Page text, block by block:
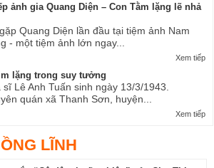
ảnh gia Quang Diện – Con Tằm lặng lẽ nhả
Quang Diện lần đầu tại tiệm ảnh Nam
- một tiệm ảnh lớn ngay...
Xem tiếp
lặng trong suy tưởng
sĩ Lê Anh Tuấn sinh ngày 13/3/1943.
quán xã Thanh Sơn, huyện...
Xem tiếp
LĨNH